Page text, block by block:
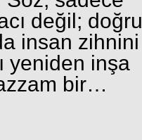
değil; doğru
insan zihnini
yeniden inşa
bir…